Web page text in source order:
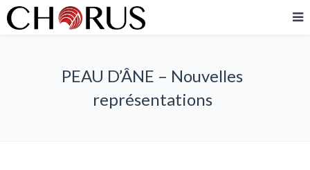
PEAU D’ÂNE – Nouvelles
représentations